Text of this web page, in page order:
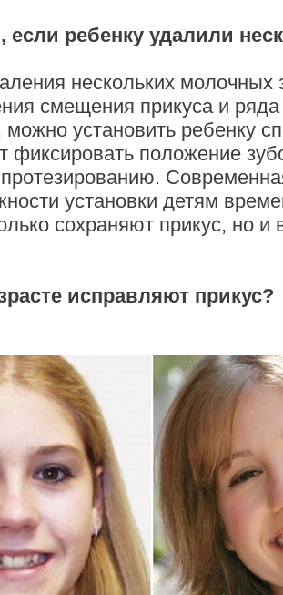
если ребенку удалили
нескольких молочных
смещения прикуса и ряда
можно установить ребенку
фиксировать положение
протезированию.
установки детям
сохраняют прикус, но и
исправляют прикус?